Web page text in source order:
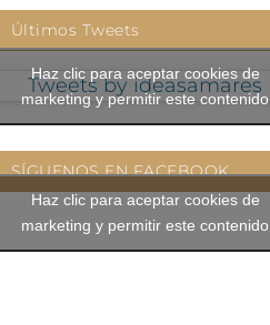
Últimos Tweets
Tweets by ideasamares
Haz clic para aceptar cookies de
marketing y permitir este contenido
SÍGUENOS EN FACEBOOK
Haz clic para aceptar cookies de
marketing y permitir este contenido